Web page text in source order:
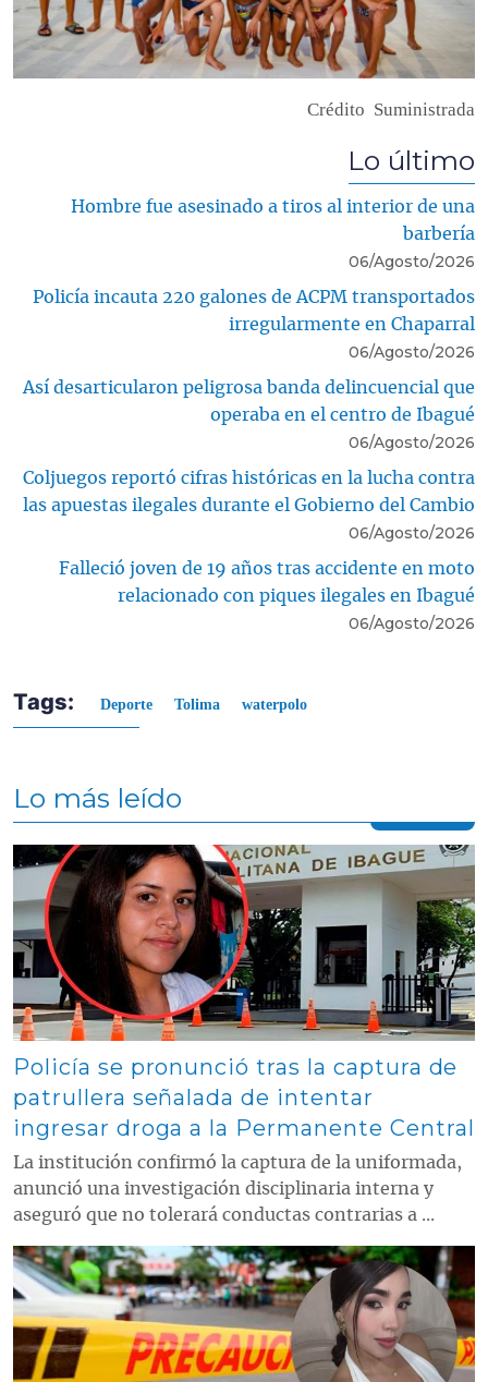
Crédito Suministrada
Lo último
Hombre fue asesinado a tiros al interior de una
barbería
06/Agosto/2026
Policía incauta 220 galones de ACPM transportados
irregularmente en Chaparral
06/Agosto/2026
Así desarticularon peligrosa banda delincuencial que
operaba en el centro de Ibagué
06/Agosto/2026
Coljuegos reportó cifras históricas en la lucha contra
las apuestas ilegales durante el Gobierno del Cambio
06/Agosto/2026
Falleció joven de 19 años tras accidente en moto
relacionado con piques ilegales en Ibagué
06/Agosto/2026
Tags: Deporte Tolima waterpolo
Lo más leído
Contenido multimedia principal
Policía se pronunció tras la captura de
patrullera señalada de intentar
ingresar droga a la Permanente Central
La institución confirmó la captura de la uniformada,
anunció una investigación disciplinaria interna y
aseguró que no tolerará conductas contrarias a ...
Contenido multimedia principal